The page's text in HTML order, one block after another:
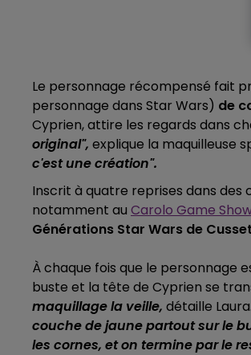
Le personnage récompensé fait
personnage dans Star Wars) de
Cyprien, attire les regards dans
original", explique la maquilleuse
c'est une création".
Inscrit à quatre reprises dans des
notamment au Carolo Game
Générations Star Wars de Cusset
À chaque fois que le personnage
buste et la tête de Cyprien se
maquillage la veille, détaille Laura.
couche de jaune partout sur le
les cornes, et on termine par le